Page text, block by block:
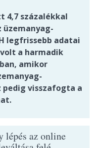
4,7 százalékkal
üzemanyag-
legfrissebb adatai
a harmadik
amikor
pedig visszafogta a
lépés az online